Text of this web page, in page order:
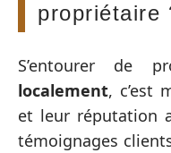
propriétaire
S’entourer de
localement, c’est
et leur réputation
témoignages